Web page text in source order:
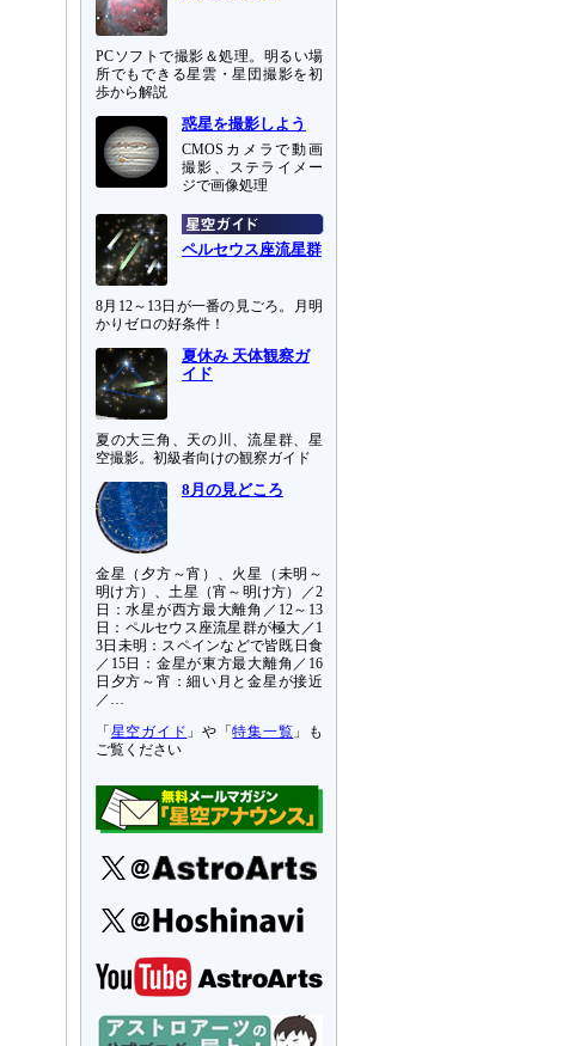
PCソフトで撮影＆処理。明るい場
所でもできる星雲・星団撮影を初
歩から解説
惑星を撮影しよう
CMOSカメラで動画
撮影、ステライメー
ジで画像処理
ペルセウス座流星群
8月12～13日が一番の見ごろ。月明
かりゼロの好条件！
夏休み 天体観察ガ
イド
夏の大三角、天の川、流星群、星
空撮影。初級者向けの観察ガイド
8月の見どころ
金星（夕方～宵）、火星（未明～
明け方）、土星（宵～明け方）／2
日：水星が西方最大離角／12～13
日：ペルセウス座流星群が極大／1
3日未明：スペインなどで皆既日食
／15日：金星が東方最大離角／16
日夕方～宵：細い月と金星が接近
／…
「 星空ガイド 」や「特集一覧 」も
ご覧ください